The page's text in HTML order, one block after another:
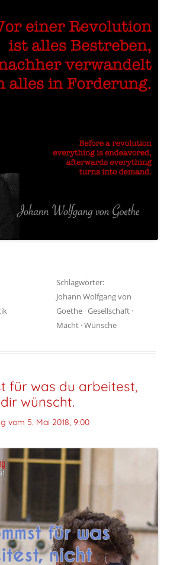
Schlagwörter:
Johann Wolfgang von
Goethe ·Gesellschaft ·
Macht ·Wünsche
für was du arbeitest,
wünscht.
vom 5. Mai 2018, 9:00